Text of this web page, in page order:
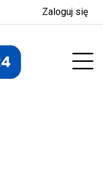
Zaloguj się